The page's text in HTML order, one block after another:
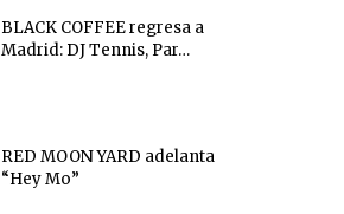
BLACK COFFEE regresa a
Madrid: DJ Tennis, Par…
RED MOON YARD adelanta
“Hey Mo”